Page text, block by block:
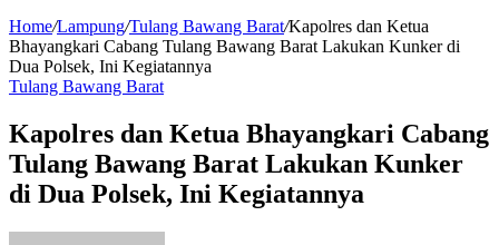
Home/Lampung/Tulang Bawang Barat/Kapolres dan Ketua
Bhayangkari Cabang Tulang Bawang Barat Lakukan Kunker di
Dua Polsek, Ini Kegiatannya
Tulang Bawang Barat
Kapolres dan Ketua Bhayangkari Cabang
Tulang Bawang Barat Lakukan Kunker
di Dua Polsek, Ini Kegiatannya